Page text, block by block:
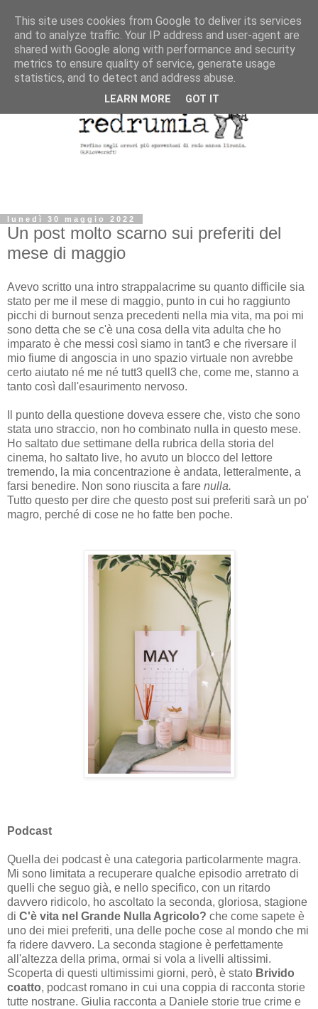
lunedì 30 maggio 2022
Un post molto scarno sui preferiti del
mese di maggio
Avevo scritto una intro strappalacrime su quanto difficile sia
stato per me il mese di maggio, punto in cui ho raggiunto
picchi di burnout senza precedenti nella mia vita, ma poi mi
sono detta che se c'è una cosa della vita adulta che ho
imparato è che messi così siamo in tant3 e che riversare il
mio fiume di angoscia in uno spazio virtuale non avrebbe
certo aiutato né me né tutt3 quell3 che, come me, stanno a
tanto così dall'esaurimento nervoso.
Il punto della questione doveva essere che, visto che sono
stata uno straccio, non ho combinato nulla in questo mese.
Ho saltato due settimane della rubrica della storia del
cinema, ho saltato live, ho avuto un blocco del lettore
tremendo, la mia concentrazione è andata, letteralmente, a
farsi benedire. Non sono riuscita a fare nulla.
Tutto questo per dire che questo post sui preferiti sarà un po'
magro, perché di cose ne ho fatte ben poche.
Podcast
Quella dei podcast è una categoria particolarmente magra.
Mi sono limitata a recuperare qualche episodio arretrato di
quelli che seguo già, e nello specifico, con un ritardo
davvero ridicolo, ho ascoltato la seconda, gloriosa, stagione
di C'è vita nel Grande Nulla Agricolo? che come sapete è
uno dei miei preferiti, una delle poche cose al mondo che mi
fa ridere davvero. La seconda stagione è perfettamente
all'altezza della prima, ormai si vola a livelli altissimi.
Scoperta di questi ultimissimi giorni, però, è stato Brivido
coatto, podcast romano in cui una coppia di racconta storie
tutte nostrane. Giulia racconta a Daniele storie true crime e
This site uses cookies from Google to deliver its services
and to analyze traffic. Your IP address and user-agent are
shared with Google along with performance and security
metrics to ensure quality of service, generate usage
statistics, and to detect and address abuse.
LEARN MORE GOT IT